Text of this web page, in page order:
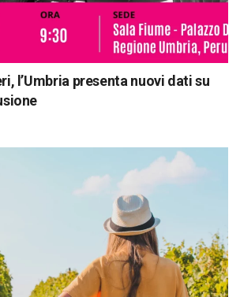
l’Umbria presenta nuovi dati su